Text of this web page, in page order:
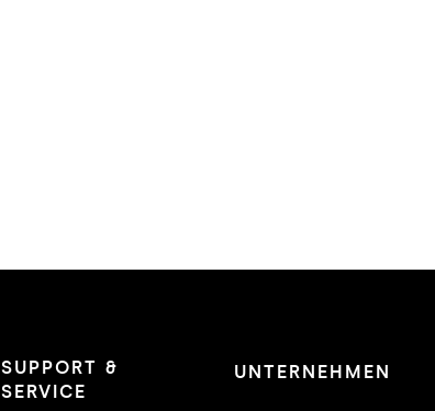
SUPPORT &
SERVICE
UNTERNEHMEN